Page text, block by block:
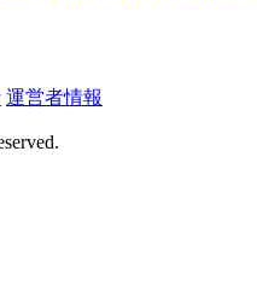
運営者情報